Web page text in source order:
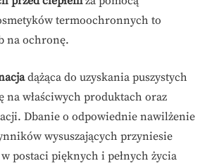
termoochronnych to
na ochronę.
dążąca do uzyskania puszystych
na właściwych produktach oraz
Dbanie o odpowiednie nawilżenie
wysuszających przyniesie
postaci pięknych i pełnych życia